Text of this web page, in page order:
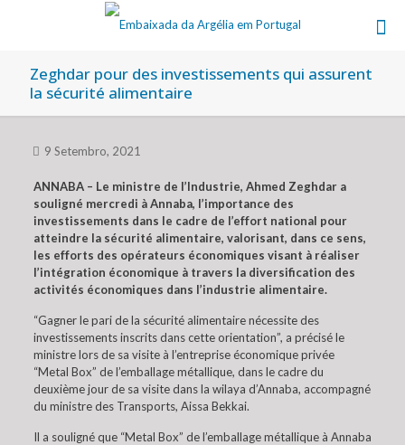
Zeghdar pour des investissements qui assurent
la sécurité alimentaire
9 Setembro, 2021
ANNABA – Le ministre de l’Industrie, Ahmed Zeghdar a
souligné mercredi à Annaba, l’importance des
investissements dans le cadre de l’effort national pour
atteindre la sécurité alimentaire, valorisant, dans ce sens,
les efforts des opérateurs économiques visant à réaliser
l’intégration économique à travers la diversification des
activités économiques dans l’industrie alimentaire.
“Gagner le pari de la sécurité alimentaire nécessite des
investissements inscrits dans cette orientation”, a précisé le
ministre lors de sa visite à l’entreprise économique privée
“Metal Box” de l’emballage métallique, dans le cadre du
deuxième jour de sa visite dans la wilaya d’Annaba, accompagné
du ministre des Transports, Aissa Bekkai.
Il a souligné que “Metal Box” de l’emballage métallique à Annaba